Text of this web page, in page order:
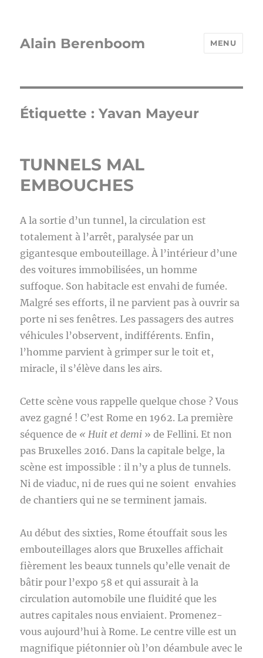
Alain Berenboom MENU
Étiquette :Yavan Mayeur
TUNNELS MAL
EMBOUCHES
A la sortie d’un tunnel, la circulation est
totalement à l’arrêt, paralysée par un
gigantesque embouteillage. À l’intérieur d’une
des voitures immobilisées, un homme
suffoque. Son habitacle est envahi de fumée.
Malgré ses efforts, il ne parvient pas à ouvrir sa
porte ni ses fenêtres. Les passagers des autres
véhicules l’observent, indifférents. Enfin,
l’homme parvient à grimper sur le toit et,
miracle, il s’élève dans les airs.
Cette scène vous rappelle quelque chose ? Vous
avez gagné ! C’est Rome en 1962. La première
séquence de « Huit et demi » de Fellini. Et non
pas Bruxelles 2016. Dans la capitale belge, la
scène est impossible : il n’y a plus de tunnels.
Ni de viaduc, ni de rues qui ne soient envahies
de chantiers qui ne se terminent jamais.
Au début des sixties, Rome étouffait sous les
embouteillages alors que Bruxelles affichait
fièrement les beaux tunnels qu’elle venait de
bâtir pour l’expo 58 et qui assurait à la
circulation automobile une fluidité que les
autres capitales nous enviaient. Promenez-
vous aujourd’hui à Rome. Le centre ville est un
magnifique piétonnier où l’on déambule avec le